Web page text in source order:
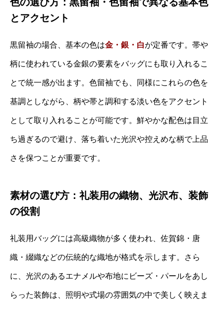
とアクセント
黒留袖の場合、基本の色は金・銀・白が定番です。帯や
柄に使われている金銀の要素をバッグにも取り入れるこ
とで統一感が出ます。色留袖でも、同様にこれらの色を
基調としながら、柄や帯と調和する淡い色をアクセント
として取り入れることが可能です。鮮やかな配色は目立
ち過ぎるので避け、落ち着いた光沢や控えめな柄で上品
さを保つことが重要です。
素材の選び方：礼装用の織物、光沢布、装飾
の役割
礼装用バッグには高級織物が多く使われ、佐賀錦・唐
織・綴織などの伝統的な織地が格式を示します。さら
に、光沢のあるエナメルや布地にビーズ・パールをあし
らった装飾は、照明や式場の雰囲気の中で美しく映えま